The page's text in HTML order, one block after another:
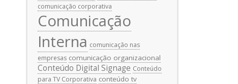
comunicação corporativa
Comunicação
Interna comunicação nas
empresas comunicação organizacional
Conteúdo Digital Signage Conteúdo
para TV Corporativa conteúdo tv